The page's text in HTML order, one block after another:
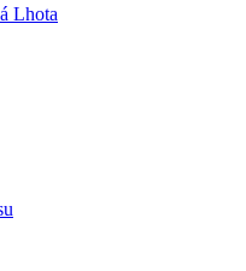
Lhota